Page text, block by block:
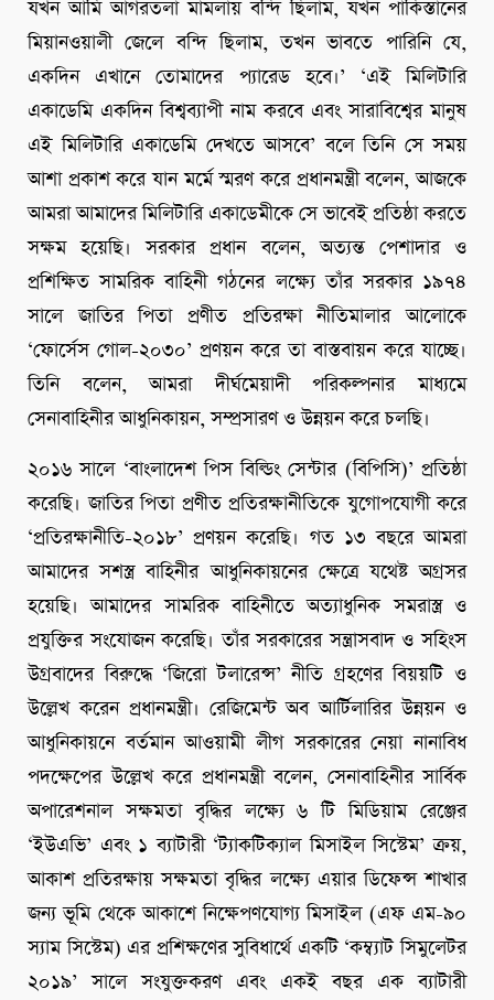
যখন আমি আগরতলা মামলায় বন্দি ছিলাম, যখন পাকিস্তানের
মিয়ানওয়ালী জেলে বন্দি ছিলাম, তখন ভাবতে পারিনি যে,
একদিন এখানে তোমাদের প্যারেড হবে।’ ‘এই মিলিটারি
একাডেমি একদিন বিশ্বব্যাপী নাম করবে এবং সারাবিশ্বের মানুষ
এই মিলিটারি একাডেমি দেখতে আসবে’ বলে তিনি সে সময়
আশা প্রকাশ করে যান মর্মে স্মরণ করে প্রধানমন্ত্রী বলেন, আজকে
আমরা আমাদের মিলিটারি একাডেমীকে সে ভাবেই প্রতিষ্ঠা করতে
সক্ষম হয়েছি। সরকার প্রধান বলেন, অত্যন্ত পেশাদার ও
প্রশিক্ষিত সামরিক বাহিনী গঠনের লক্ষ্যে তাঁর সরকার ১৯৭৪
সালে জাতির পিতা প্রণীত প্রতিরক্ষা নীতিমালার আলোকে
‘ফোর্সেস গোল-২০৩০’ প্রণয়ন করে তা বাস্তবায়ন করে যাচ্ছে।
তিনি বলেন, আমরা দীর্ঘমেয়াদী পরিকল্পনার মাধ্যমে
সেনাবাহিনীর আধুনিকায়ন, সম্প্রসারণ ও উন্নয়ন করে চলছি।
২০১৬ সালে ‘বাংলাদেশ পিস বিল্ডিং সেন্টার (বিপিসি)’ প্রতিষ্ঠা
করেছি। জাতির পিতা প্রণীত প্রতিরক্ষানীতিকে যুগোপযোগী করে
‘প্রতিরক্ষানীতি-২০১৮’ প্রণয়ন করেছি। গত ১৩ বছরে আমরা
আমাদের সশস্ত্র বাহিনীর আধুনিকায়নের ক্ষেত্রে যথেষ্ট অগ্রসর
হয়েছি। আমাদের সামরিক বাহিনীতে অত্যাধুনিক সমরাস্ত্র ও
প্রযুক্তির সংযোজন করেছি। তাঁর সরকারের সন্ত্রাসবাদ ও সহিংস
উগ্রবাদের বিরুদ্ধে ‘জিরো টলারেন্স’ নীতি গ্রহণের বিয়য়টি ও
উল্লেখ করেন প্রধানমন্ত্রী। রেজিমেন্ট অব আর্টিলারির উন্নয়ন ও
আধুনিকায়নে বর্তমান আওয়ামী লীগ সরকারের নেয়া নানাবিধ
পদক্ষেপের উল্লেখ করে প্রধানমন্ত্রী বলেন, সেনাবাহিনীর সার্বিক
অপারেশনাল সক্ষমতা বৃদ্ধির লক্ষ্যে ৬ টি মিডিয়াম রেঞ্জের
‘ইউএভি’ এবং ১ ব্যাটারী ‘ট্যাকটিক্যাল মিসাইল সিস্টেম’ ক্রয়,
আকাশ প্রতিরক্ষায় সক্ষমতা বৃদ্ধির লক্ষ্যে এয়ার ডিফেন্স শাখার
জন্য ভূমি থেকে আকাশে নিক্ষেপণযোগ্য মিসাইল (এফ এম-৯০
স্যাম সিস্টেম) এর প্রশিক্ষণের সুবিধার্থে একটি ‘কম্ব্যাট সিমুলেটর
২০১৯’ সালে সংযুক্তকরণ এবং একই বছর এক ব্যাটারী